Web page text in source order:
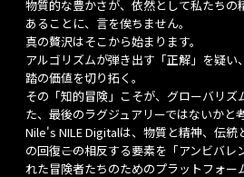
物質的な豊かさが、依然として私たちの
あることに、言を俟ちません。
真の贅沢はそこから始まります。
アルゴリズムが弾き出す「正解」を疑
踏の価値を切り拓く。
その「知的冒険」こそが、グローバリズ
た、最後のラグジュアリーではないかと
Nile's NILE Digitalは、物質と精神、伝統
の回復――この相反する要素を「アンビバ
れた冒険者たちのためのプラットフォー